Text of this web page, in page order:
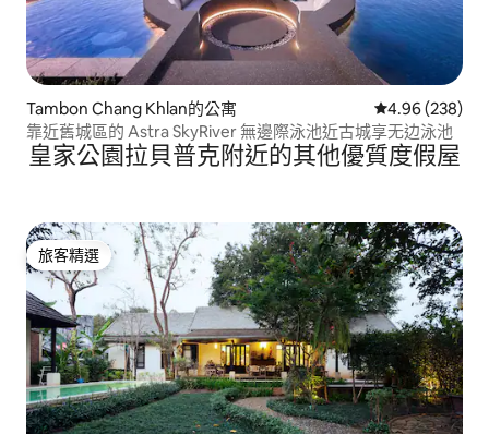
Tambon Chang Khlan的公寓 從 238 則評價
4.96 (238)
靠近舊城區的 Astra SkyRiver 無邊際泳池近古城享无边泳池
皇家公園拉貝普克附近的其他優質度假屋
旅客精選
旅客精選